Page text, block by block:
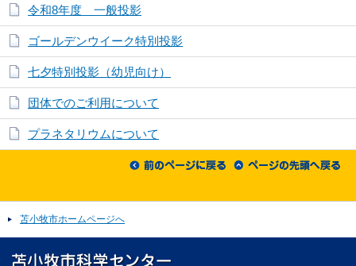
令和8年度 一般投影
ゴールデンウイーク特別投影
七夕特別投影（幼児向け）
団体でのご利用について
プラネタリウムについて
苫小牧市ホームページへ